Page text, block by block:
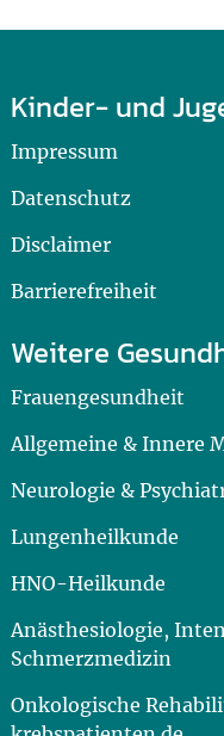
Kinder- und
Impressum
Datenschutz
Disclaimer
Barrierefreiheit
Weitere
Frauengesundheit
Allgemeine & Innere
Neurologie &
Lungenheilkunde
HNO-Heilkunde
Anästhesiologie,
Schmerzmedizin
Onkologische